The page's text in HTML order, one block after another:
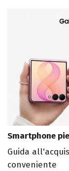
Smartphone
Guida
conveniente